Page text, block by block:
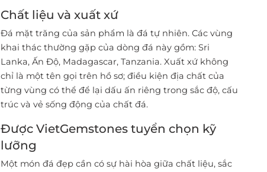
Chất liệu và xuất xứ
Đá mặt trăng của sản phẩm là đá tự nhiên. Các vùng
khai thác thường gặp của dòng đá này gồm: Sri
Lanka, Ấn Độ, Madagascar, Tanzania. Xuất xứ không
chỉ là một tên gọi trên hồ sơ; điều kiện địa chất của
từng vùng có thể để lại dấu ấn riêng trong sắc độ, cấu
trúc và vẻ sống động của chất đá.
Được VietGemstones tuyển chọn kỹ
lưỡng
Một món đá đẹp cần có sự hài hòa giữa chất liệu, sắc